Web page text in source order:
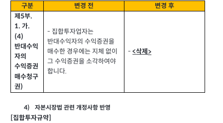
구분
변경 전
변경 후
제 5부.
1.가.
(4)
반대수익
자의
수익증권
매수청구
권)
- 집합투자업자는
반대수익자의 수익증권을
매수한 경우에는 지체 없이
그 수익증권을 소각하여야
합니다.
-<삭제 >
4) 자본시장법 관련 개정사항 반영
[집합투자규약]